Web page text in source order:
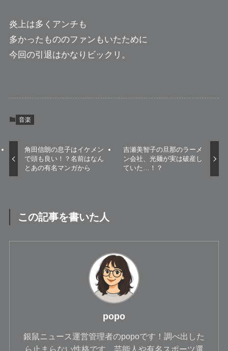
炎上は多くアンチも
多かったもののファンもいたために
今回の引退はかなりビックリ。
音楽
角田信朗の息子はイケメン
で頭も良い！？名前はなん
とあの有名マンガから
吉瀬美智子の旦那のラーメ
ン会社、光麺が実は破産し
ていた…！？
この記事を書いた人
popo
銀鼠ニュース運営管理者のpopoです！調べ出した
ら止まらない性格です。芸能人や有名スポーツ選